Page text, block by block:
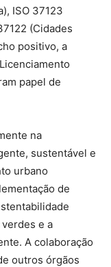
ISO 37123
(Cidades
positivo, a
papel de
na
sustentável e
urbano
de
e a
A colaboração
outros órgãos